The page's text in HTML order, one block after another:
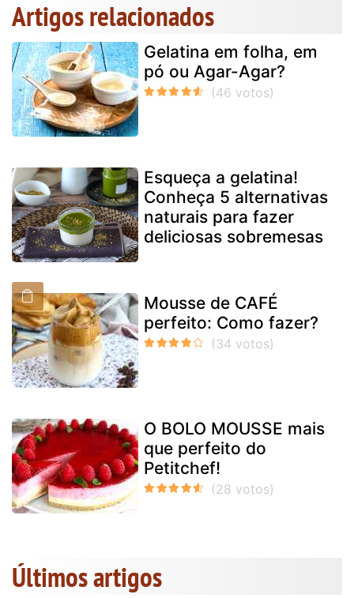
Artigos relacionados
Gelatina em folha, em
pó ou Agar-Agar?
Esqueça a gelatina!
Conheça 5 alternativas
naturais para fazer
deliciosas sobremesas
Mousse de CAFÉ
perfeito: Como fazer?
O BOLO MOUSSE mais
que perfeito do
Petitchef!
Últimos artigos